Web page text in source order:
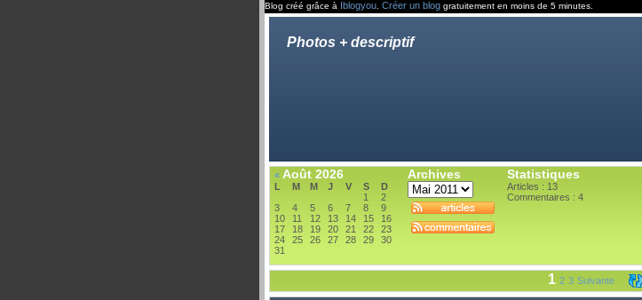
Blog créé grâce à Iblogyou Créer un blog gratuitement en moins de 5 minutes.
Photos + descriptif
« Août 2026
L M M J V S
D
1
2
3
4 5 6 7 8
9
10
11 12 13 14 15
16
17
18 19 20 21 22
23
24
25 26 27 28 29
30
31
Archives Statistiques
Articles : 13
Commentaires : 4
1 2 3 Suivante